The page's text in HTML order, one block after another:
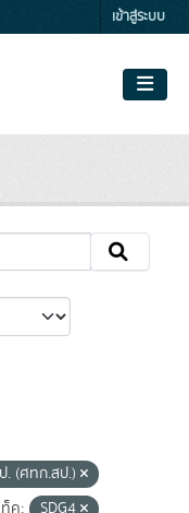
เข้าสู่ระบบ
. (ศทก.สป.)
ท็ค:
SDG4